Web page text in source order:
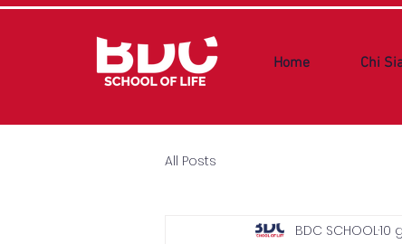
Home Chi
All Posts
BDC SCHOOL10